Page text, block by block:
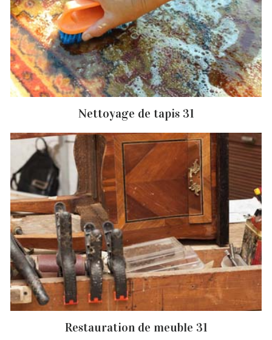
Nettoyage de tapis 31
Restauration de meuble 31